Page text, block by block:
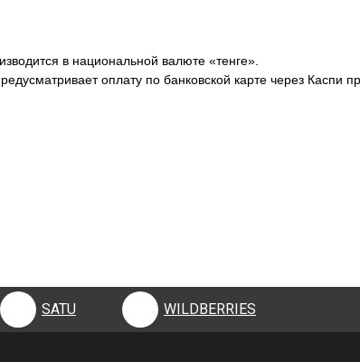
в национальной валюте «тенге».
оплату по банковской карте через Каспи
SATU WILDBERRIES